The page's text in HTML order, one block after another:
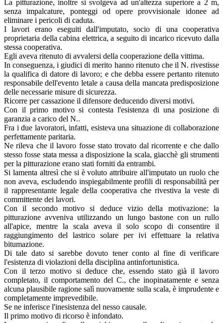
La pitturazione, inoltre si svolgeva ad un'altezza superiore a 2 m,
senza impalcature, ponteggi od opere provvisionale idonee ad
eliminare i pericoli di caduta.
I lavori erano eseguiti dall'imputato, socio di una cooperativa
proprietaria della cabina elettrica, a seguito di incarico ricevuto dalla
stessa cooperativa.
Egli aveva ritenuto di avvalersi della cooperazione della vittima.
In conseguenza, i giudici di merito hanno ritenuto che il N. rivestisse
la qualifica di datore di lavoro; e che debba essere pertanto ritenuto
responsabile dell'evento letale a causa della mancata predisposizione
delle necessarie misure di sicurezza.
Ricorre per cassazione il difensore deducendo diversi motivi.
Con il primo motivo si contesta l'esistenza di una posizione di
garanzia a carico del N..
Fra i due lavoratori, infatti, esisteva una situazione di collaborazione
perfettamente paritaria.
Ne rileva che il lavoro fosse stato trovato dal ricorrente e che dallo
stesso fosse stata messa a disposizione la scala, giacchè gli strumenti
per la pitturazione erano stati forniti da entrambi.
Si lamenta altresì che si è voluto attribuire all'imputato un ruolo che
non aveva, escludendo inspiegabilmente profili di responsabilità per
il rappresentante legale della cooperativa che rivestiva la veste di
committente dei lavori.
Con il secondo motivo si deduce vizio della motivazione: la
pitturazione avveniva utilizzando un lungo bastone con un rullo
all'apice, mentre la scala aveva il solo scopo di consentire il
raggiungimento del lastrico solare per ivi effettuare la relativa
bitumazione.
Di tale dato si sarebbe dovuto tener conto al fine di verificare
l'esistenza di violazioni della disciplina antinfortunistica.
Con il terzo motivo si deduce che, essendo stato già il lavoro
completato, il comportamento del C., che inopinatamente e senza
alcuna plausibile ragione salì nuovamente sulla scala, è imprudente e
completamente imprevedibile.
Se ne inferisce l'inesistenza del nesso causale.
Il primo motivo di ricorso è infondato.